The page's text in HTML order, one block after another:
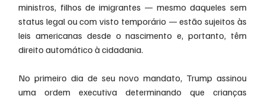
ministros, filhos de imigrantes — mesmo daqueles sem
status legal ou com visto temporário — estão sujeitos às
leis americanas desde o nascimento e, portanto, têm
direito automático à cidadania.
No primeiro dia de seu novo mandato, Trump assinou
uma ordem executiva determinando que crianças